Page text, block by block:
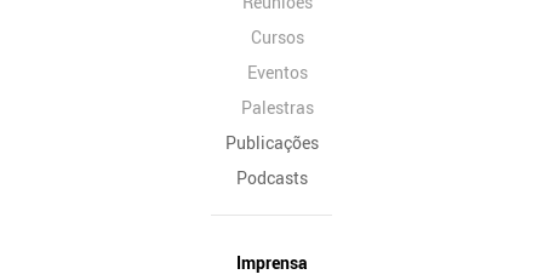
Cursos
Eventos
Palestras
Publicações
Podcasts
Imprensa